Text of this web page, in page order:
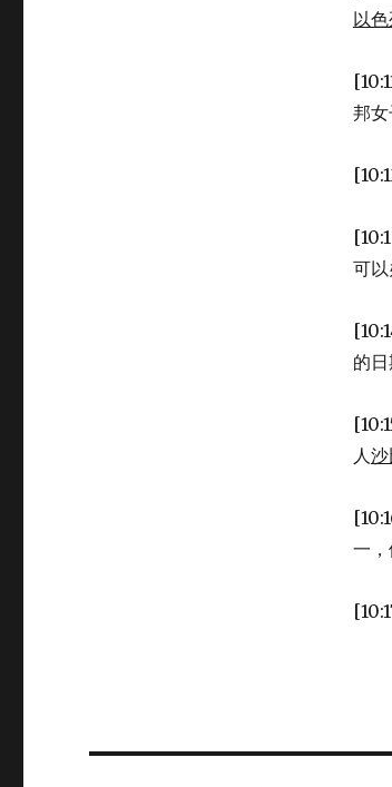
以
邦女
可以
的
人
一，